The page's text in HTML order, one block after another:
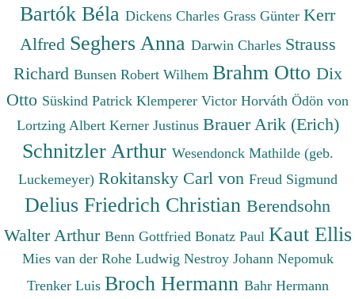
Bartók Béla Dickens Charles Grass Günter Kerr
Alfred Seghers Anna Darwin Charles Strauss
Richard Bunsen Robert Wilhem Brahm Otto Dix
Otto Süskind Patrick Klemperer Victor Horváth Ödön von
Lortzing Albert Kerner Justinus Brauer Arik (Erich)
Schnitzler Arthur Wesendonck Mathilde (geb.
Luckemeyer) Rokitansky Carl von Freud Sigmund
Delius Friedrich Christian Berendsohn
Walter Arthur Benn Gottfried Bonatz Paul Kaut Ellis
Mies van der Rohe Ludwig Nestroy Johann Nepomuk
Trenker Luis Broch Hermann Bahr Hermann